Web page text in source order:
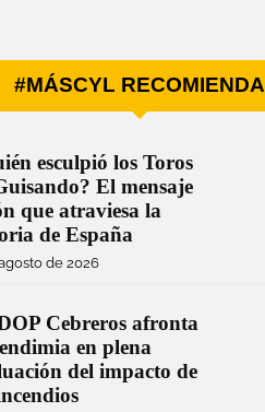
#MÁSCYL RECOMIENDA
esculpió los Toros
El mensaje
que atraviesa la
de España
de 2026
Cebreros afronta
en plena
del impacto de